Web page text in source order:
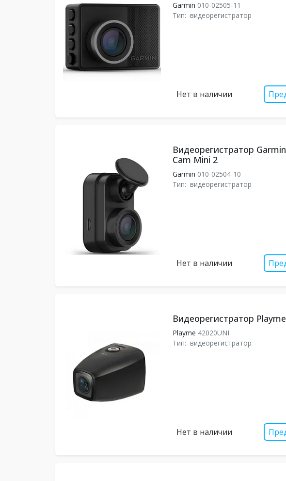
Garmin 010-02505-11
Тип: видеорегистратор
Нет в наличии
Видеорегистратор
Cam Mini 2
Garmin 010-02504-10
Тип: видеорегистратор
Нет в наличии
Видеорегистратор
Playme 42020UNI
Тип: видеорегистратор
Нет в наличии